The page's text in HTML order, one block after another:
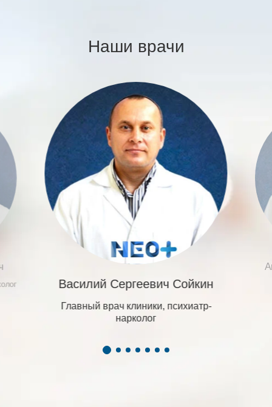
Наши врачи
Василий Сергеевич Сойкин
Главный врач клиники, психиатр-
нарколог